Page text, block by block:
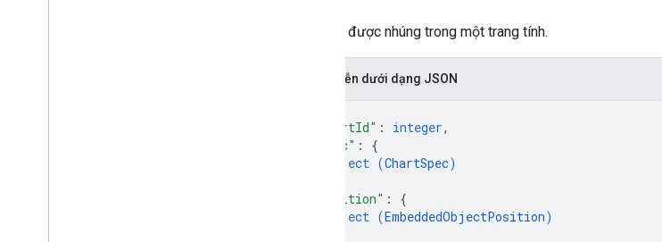
Biểu đồ được nhúng trong một trang tính.
Biểu diễn dưới dạng JSON
"chartId" : integer,
"spec" : {
object (ChartSpec)
"position" : {
object (EmbeddedObjectPosition)